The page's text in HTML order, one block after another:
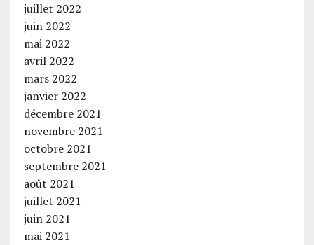
juillet 2022
juin 2022
mai 2022
avril 2022
mars 2022
janvier 2022
décembre 2021
novembre 2021
octobre 2021
septembre 2021
août 2021
juillet 2021
juin 2021
mai 2021